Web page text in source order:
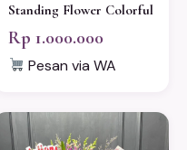
Standing Flower Colorful
Rp 1.000.000
Pesan via WA